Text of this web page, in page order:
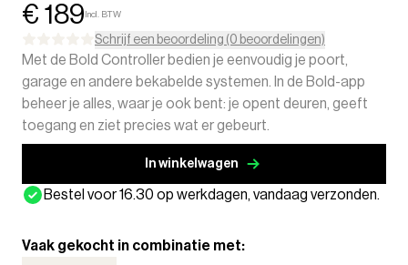
€ 189 Incl. BTW
Schrijf een beoordeling (0 beoordelingen)
Met de Bold Controller bedien je eenvoudig je poort,
garage en andere bekabelde systemen. In de Bold-app
beheer je alles, waar je ook bent: je opent deuren, geeft
toegang en ziet precies wat er gebeurt.
In winkelwagen
Bestel voor 16.30 op werkdagen, vandaag verzonden.
Vaak gekocht in combinatie met: